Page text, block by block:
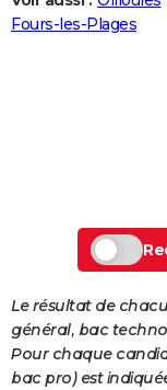
Destinations
City break
Voyage nature
Voyage de noces
Forum
Climat
+
PHOTO
Dictionnaire
PROGRAMME TV
S'inscrire
Se connecter
Lycées
Collèges
Primaires
Universités
Entreprises
Service militaire
Avis de recherche
AVIS DE DÉCÈS
FORUM
Fours-les-Plages
Le résultat de
général, bac
Pour chaque
bac pro) est